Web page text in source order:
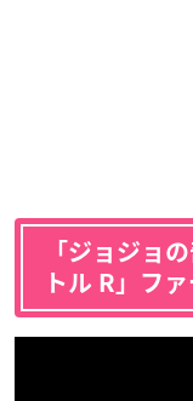
「ジョジョ
トル R」フ